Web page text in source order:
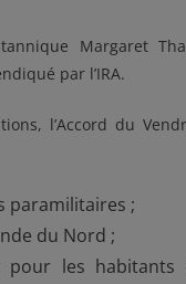
Margaret
par l’IRA.
l’Accord du
paramilitaires ;
du Nord ;
pour les